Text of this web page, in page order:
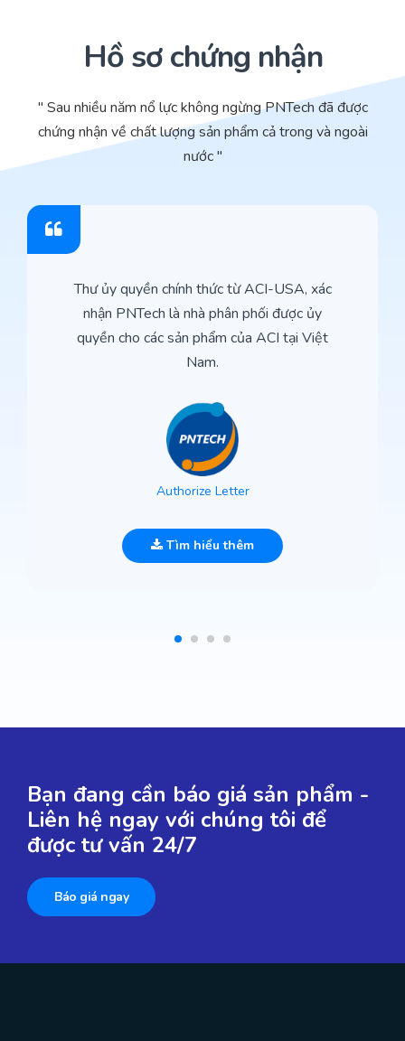
Hồ sơ chứng nhận
" Sau nhiều năm nổ lực không ngừng PNTech đã được
chứng nhận về chất lượng sản phẩm cả trong và ngoài
nước "
Thư ủy quyền chính thức từ ACI-USA, xác
nhận PNTech là nhà phân phối được ủy
quyền cho các sản phẩm của ACI tại Việt
Nam.
Authorize Letter
Tìm hiểu thêm
Bạn đang cần báo giá sản phẩm -
Liên hệ ngay với chúng tôi để
được tư vấn 24/7
Báo giá ngay